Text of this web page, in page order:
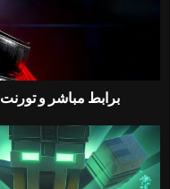
تحميل لعبة ECHO بكراك RELOADED برابط مباشر و تورنت